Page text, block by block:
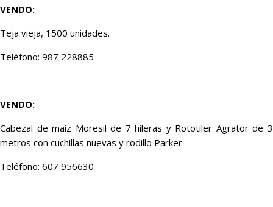
VENDO:
Teja vieja, 1500 unidades.
Teléfono: 987 228885
VENDO:
Cabezal de maíz Moresil de 7 hileras y Rototiler Agrator de 3
metros con cuchillas nuevas y rodillo Parker.
Teléfono: 607 956630